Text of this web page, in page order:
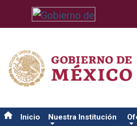
/usr/bin/ruby /www/wwwroot/
Inicio Nuestra Institución